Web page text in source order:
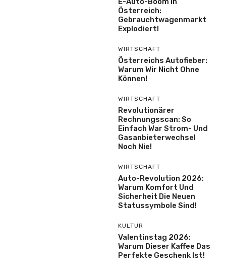
Österreich:
Gebrauchtwagenmarkt
Explodiert!
WIRTSCHAFT
Österreichs Autofieber:
Warum Wir Nicht Ohne
Können!
WIRTSCHAFT
Revolutionärer
Rechnungsscan: So
Einfach War Strom- Und
Gasanbieterwechsel
Noch Nie!
WIRTSCHAFT
Auto-Revolution 2026:
Warum Komfort Und
Sicherheit Die Neuen
Statussymbole Sind!
KULTUR
Valentinstag 2026:
Warum Dieser Kaffee Das
Perfekte Geschenk Ist!